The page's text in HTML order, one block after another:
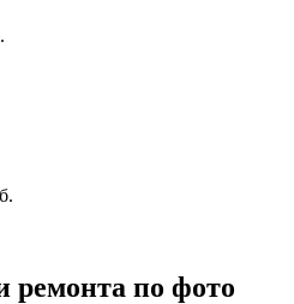
ремонта по фото